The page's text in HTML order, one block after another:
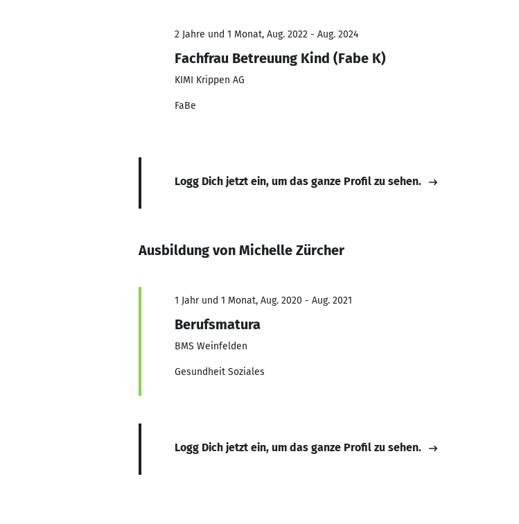
2 Jahre und 1 Monat, Aug. 2022 - Aug. 2024
Fachfrau Betreuung Kind (Fabe K)
KIMI Krippen AG
FaBe
Logg Dich jetzt ein, um das ganze Profil zu sehen.
Ausbildung von Michelle Zürcher
1 Jahr und 1 Monat, Aug. 2020 - Aug. 2021
Berufsmatura
BMS Weinfelden
Gesundheit Soziales
Logg Dich jetzt ein, um das ganze Profil zu sehen.